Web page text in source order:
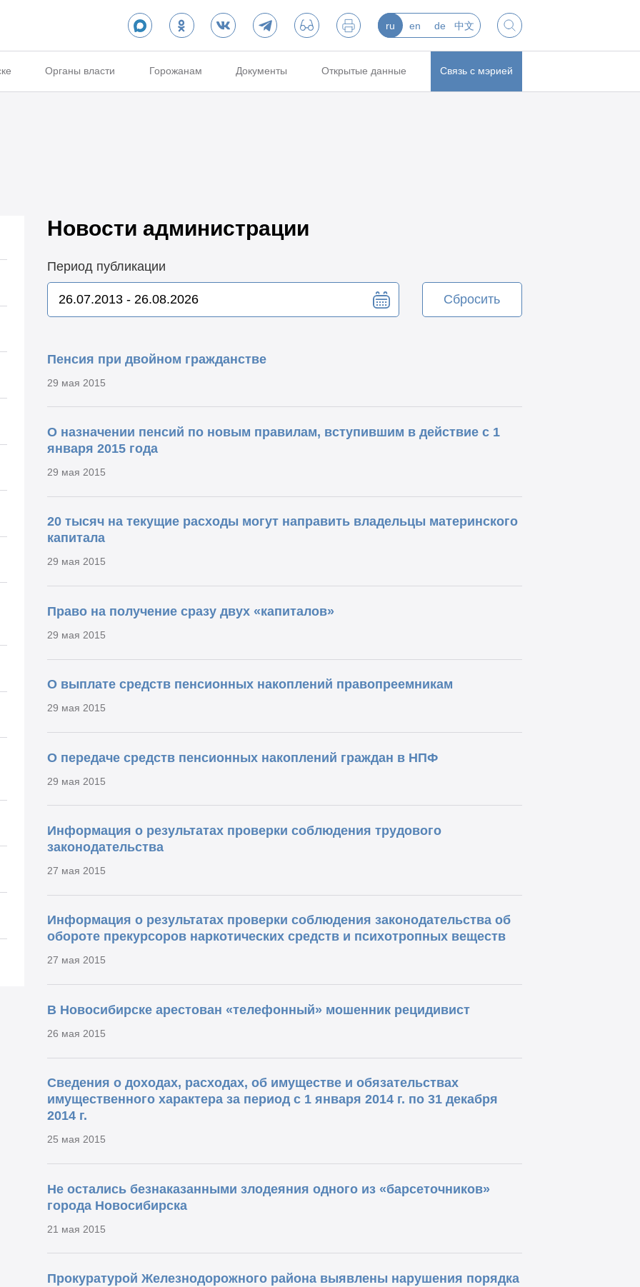
ru en de 中文
Органы власти Горожанам Документы Открытые данные Связь с мэрией
Новости администрации
Период публикации
Сбросить
Пенсия при двойном гражданстве
29 мая 2015
О назначении пенсий по новым правилам, вступившим в действие с 1
января 2015 года
29 мая 2015
20 тысяч на текущие расходы могут направить владельцы материнского
капитала
29 мая 2015
Право на получение сразу двух «капиталов»
29 мая 2015
О выплате средств пенсионных накоплений правопреемникам
29 мая 2015
О передаче средств пенсионных накоплений граждан в НПФ
29 мая 2015
Информация о результатах проверки соблюдения трудового
законодательства
27 мая 2015
Информация о результатах проверки соблюдения законодательства об
обороте прекурсоров наркотических средств и психотропных веществ
27 мая 2015
В Новосибирске арестован «телефонный» мошенник рецидивист
26 мая 2015
Сведения о доходах, расходах, об имуществе и обязательствах
имущественного характера за период с 1 января 2014 г. по 31 декабря
2014 г.
25 мая 2015
Не остались безнаказанными злодеяния одного из «барсеточников»
города Новосибирска
21 мая 2015
Прокуратурой Железнодорожного района выявлены нарушения порядка